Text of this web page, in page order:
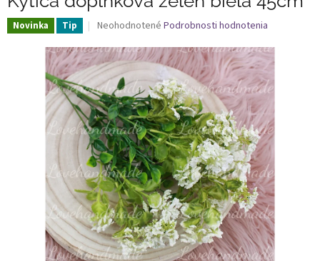
Novinka Tip
Priemerné
produktu
je
0,0
z
5
hviezdičiek.
Neohodnotené Podrobnosti hodnotenia